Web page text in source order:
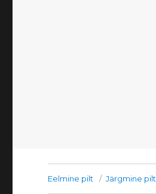
Eelmine pilt Järgmine pilt